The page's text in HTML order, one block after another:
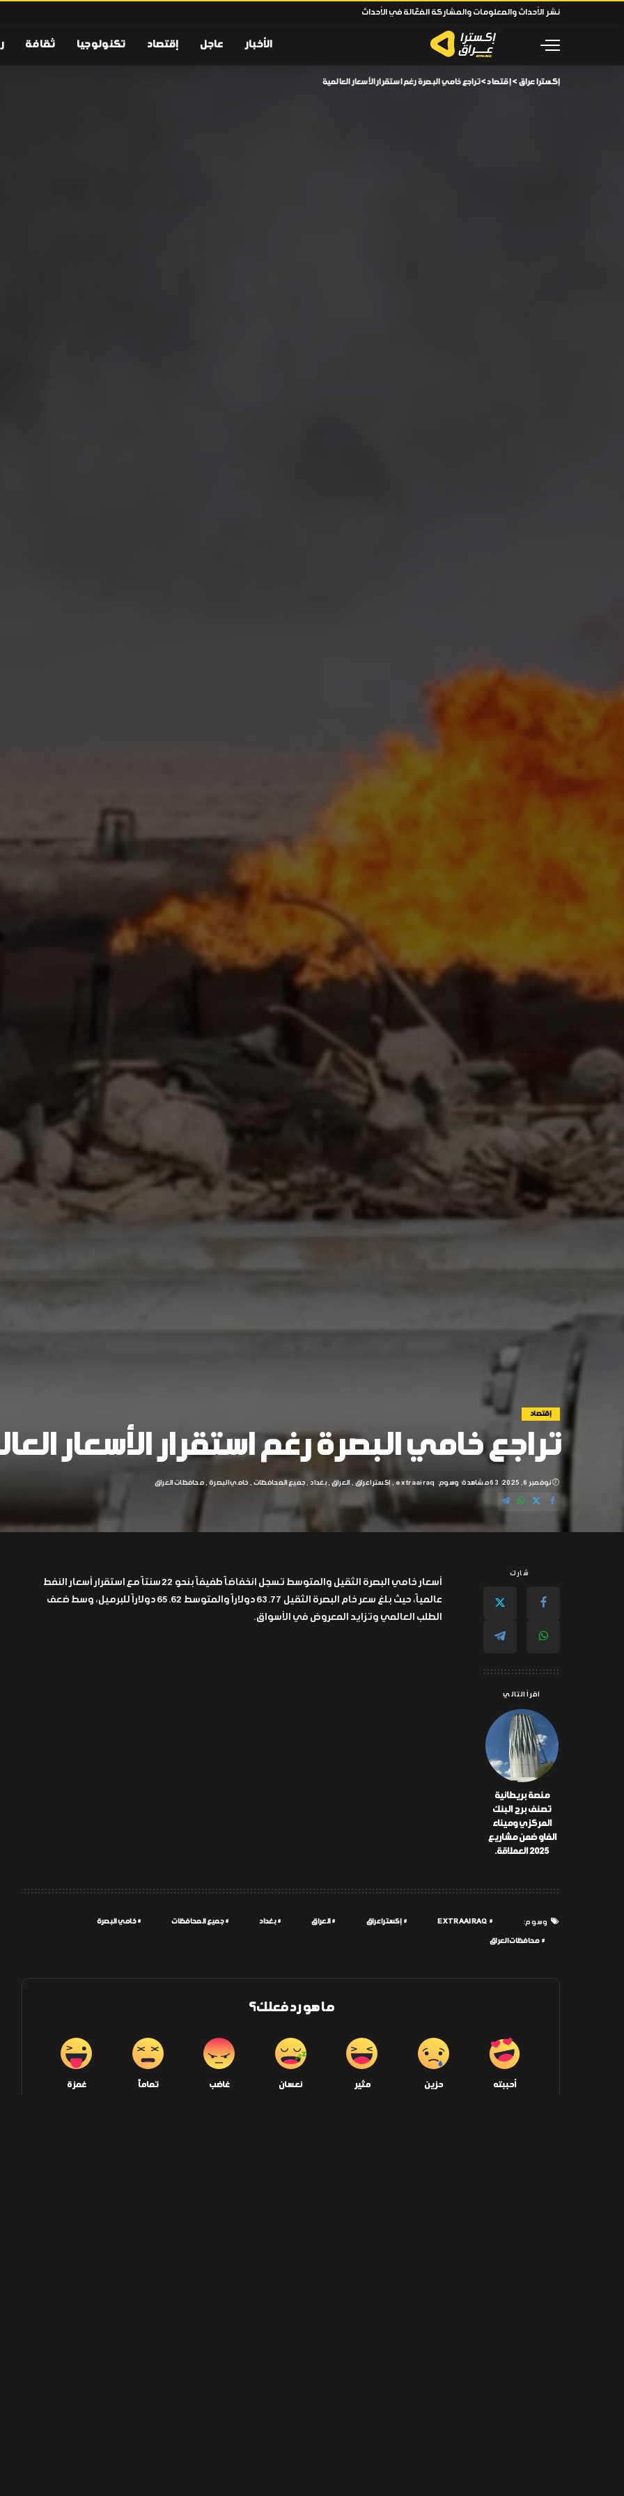
نشر الأحداث والمعلومات والمشاركة الفعّالة في الأحداث
الأخبار عاجل إقتصاد تكنولوجيا ثقافة
إكسترا عراق >إقتصاد>تراجع خامي البصرة رغم استقرار الأسعار العالمية
إقتصاد
تراجع خامي البصرة رغم استقرار الأسعار
نوفمبر 6, 2025 63 مشاهدة وسوم: extraairaq إكسترا عراق العراق بغداد جميع المحافظات خامي البصرة محافظات العراق
شارك
اقرأ التالي
منصة بريطانية
تصنف برج البنك
المركزي وميناء
الفاو ضمن مشاريع
2025 العملاقة.
أسعار خامي البصرة الثقيل والمتوسط تسجل انخفاضاً طفيفاً بنحو 22 سنتاً مع استقرار أسعار النفط
عالمياً، حيث بلغ سعر خام البصرة الثقيل 63.77 دولاراً والمتوسط 65.62 دولاراً للبرميل، وسط ضعف
الطلب العالمي وتزايد المعروض في الأسواق.
وسوم: EXTRAAIRAQ إكسترا عراق العراق بغداد جميع المحافظات خامي البصرة
محافظات العراق
ما هو رد فعلك؟
أحببته حزين مثير نعسان غاضب تماماً غمزة